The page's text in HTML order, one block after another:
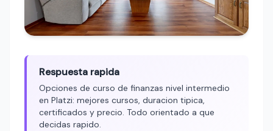
Respuesta rapida
Opciones de curso de finanzas nivel intermedio
en Platzi: mejores cursos, duracion tipica,
certificados y precio. Todo orientado a que
decidas rapido.